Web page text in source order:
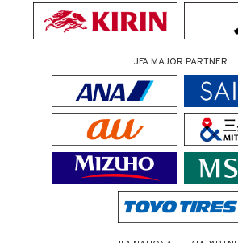
JFA MAJOR PARTNER